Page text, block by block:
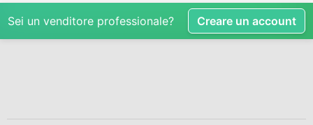
Sei un venditore professionale? Creare un account